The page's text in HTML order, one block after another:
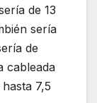
de 13
sería
de
cableada
7,5